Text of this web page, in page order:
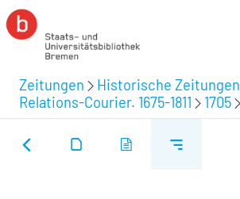
Zeitungen Historische Zeitungen
Relations-Courier. 1675-1811
1705